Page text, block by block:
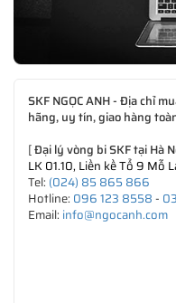
SKF NGỌC ANH - Địa chỉ
hãng, uy tín, giao hàng
[Đại lý vòng bi SKF tại Hà
LK 01.10, Liền kề Tổ 9 Mỗ
Tel: (024) 85 865 866
Hotline: 096 123 8558-
Email: info@ngocanh.com